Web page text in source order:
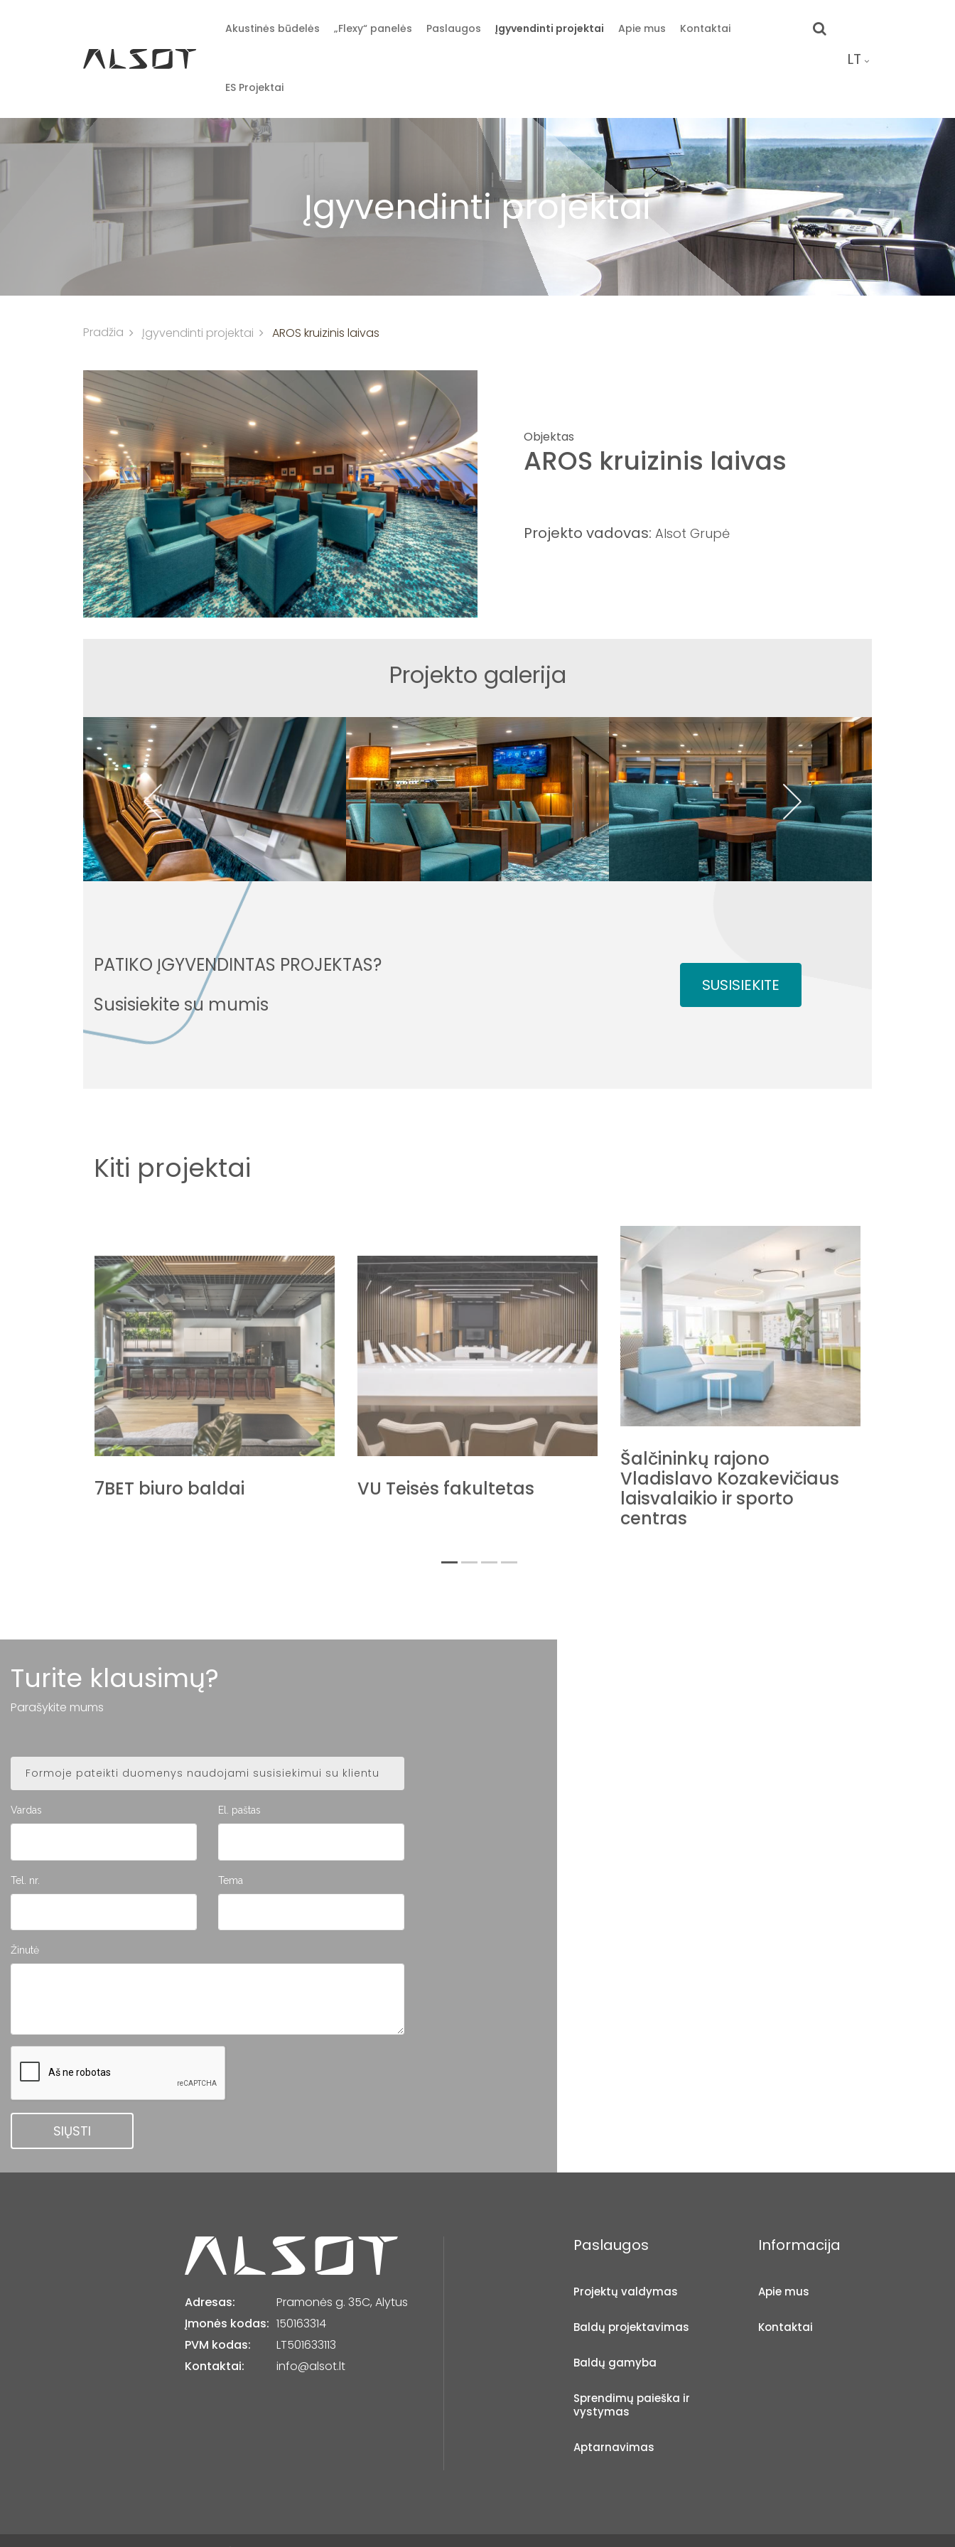
Akustinės būdelės „Flexy“ panelės Paslaugos Įgyvendinti projektai Apie mus Kontaktai
ES Projektai
LT
Įgyvendinti projektai
Pradžia Įgyvendinti projektai AROS kruizinis laivas
Objektas
AROS kruizinis laivas
Projekto vadovas: Alsot Grupė
Projekto galerija
PATIKO ĮGYVENDINTAS PROJEKTAS?
Susisiekite su mumis
SUSISIEKITE
Kiti projektai
7BET biuro baldai VU Teisės fakultetas
Šalčininkų rajono
Vladislavo Kozakevičiaus
laisvalaikio ir sporto
centras
1 2 3 4
Turite klausimų?
Parašykite mums
Formoje pateikti duomenys naudojami susisiekimui su klientu
Vardas El. paštas
Tel. nr. Tema
Žinutė
SIŲSTI
Adresas:
Pramonės g. 35C, Alytus
Įmonės kodas: 150163314
PVM kodas:
LT501633113
Kontaktai:
info@alsot.lt
Paslaugos
Projektų valdymas
Baldų projektavimas
Baldų gamyba
Sprendimų paieška ir
vystymas
Aptarnavimas
Informacija
Apie mus
Kontaktai